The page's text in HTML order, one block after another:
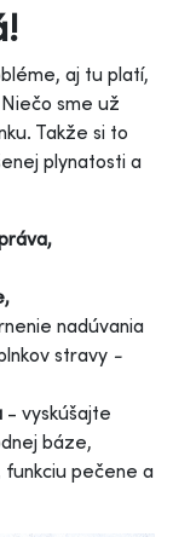
aj tu platí,
sme už
Takže si to
plynatosti a
nadúvania
stravy -
- vyskúšajte
báze,
pečene a